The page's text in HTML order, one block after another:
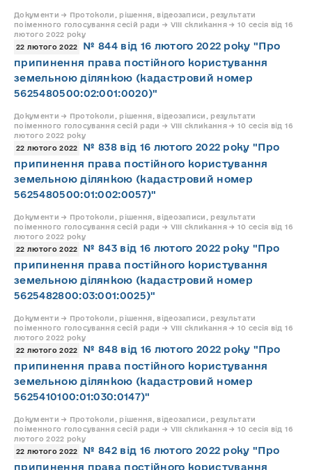
Документи → Протоколи, рішення, відеозаписи, результати
поіменного голосування сесій ради → VIII скликання → 10 сесія від 16
лютого 2022 року
22 лютого 2022
№ 844 від 16 лютого 2022 року "Про
припинення права постійного користування
земельною ділянкою (кадастровий номер
5625480500:02:001:0020)"
Документи → Протоколи, рішення, відеозаписи, результати
поіменного голосування сесій ради → VIII скликання → 10 сесія від 16
лютого 2022 року
22 лютого 2022
№ 838 від 16 лютого 2022 року "Про
припинення права постійного користування
земельною ділянкою (кадастровий номер
5625480500:01:002:0057)"
Документи → Протоколи, рішення, відеозаписи, результати
поіменного голосування сесій ради → VIII скликання → 10 сесія від 16
лютого 2022 року
22 лютого 2022
№ 843 від 16 лютого 2022 року "Про
припинення права постійного користування
земельною ділянкою (кадастровий номер
5625482800:03:001:0025)"
Документи → Протоколи, рішення, відеозаписи, результати
поіменного голосування сесій ради → VIII скликання → 10 сесія від 16
лютого 2022 року
22 лютого 2022
№ 848 від 16 лютого 2022 року "Про
припинення права постійного користування
земельною ділянкою (кадастровий номер
5625410100:01:030:0147)"
Документи → Протоколи, рішення, відеозаписи, результати
поіменного голосування сесій ради → VIII скликання → 10 сесія від 16
лютого 2022 року
22 лютого 2022
№ 842 від 16 лютого 2022 року "Про
припинення права постійного користування